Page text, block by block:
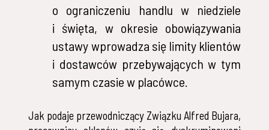
o ograniczeniu handlu w niedziele
i święta, w okresie obowiązywania
ustawy wprowadza się limity klientów
i dostawców przebywających w tym
samym czasie w placówce.
Jak podaje przewodniczący Związku Alfred Bujara,